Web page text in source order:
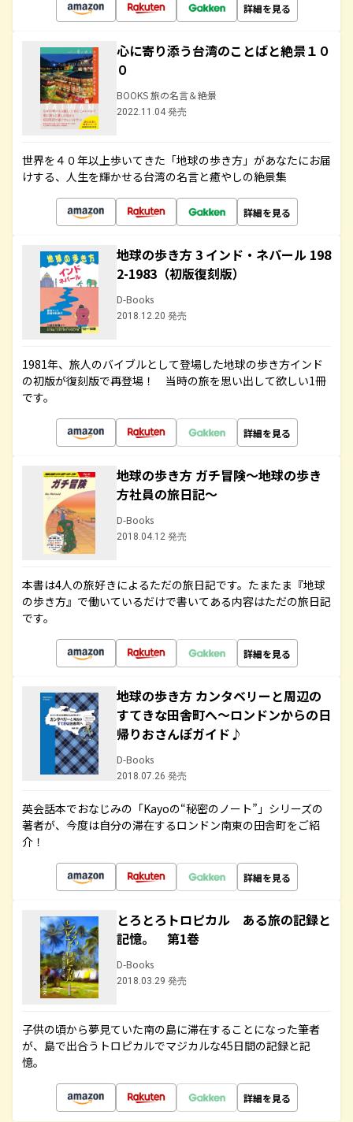
詳細を見る
心に寄り添う台湾のことばと絶景１０
０
BOOKS 旅の名言＆絶景
2022.11.04 発売
世界を４０年以上歩いてきた「地球の歩き方」があなたにお届
けする、人生を輝かせる台湾の名言と癒やしの絶景集
詳細を見る
地球の歩き方 3 インド・ネパール 198
2-1983（初版復刻版）
D-Books
2018.12.20 発売
1981年、旅人のバイブルとして登場した地球の歩き方インド
の初版が復刻版で再登場！ 当時の旅を思い出して欲しい1冊
です。
詳細を見る
地球の歩き方 ガチ冒険～地球の歩き
方社員の旅日記～
D-Books
2018.04.12 発売
本書は4人の旅好きによるただの旅日記です。たまたま『地球
の歩き方』で働いているだけで書いてある内容はただの旅日記
です。
詳細を見る
地球の歩き方 カンタベリーと周辺の
すてきな田舎町へ～ロンドンからの日
帰りおさんぽガイド♪
D-Books
2018.07.26 発売
英会話本でおなじみの「Kayoの“秘密のノート”」シリーズの
著者が、今度は自分の滞在するロンドン南東の田舎町をご紹
介！
詳細を見る
とろとろトロピカル ある旅の記録と
記憶。 第1巻
D-Books
2018.03.29 発売
子供の頃から夢見ていた南の島に滞在することになった筆者
が、島で出合うトロピカルでマジカルな45日間の記録と記
憶。
詳細を見る